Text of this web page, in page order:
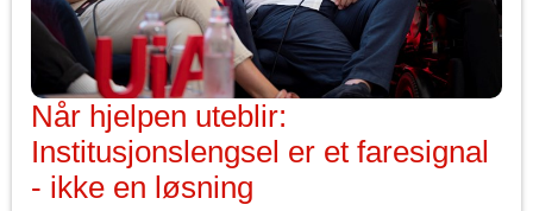
Når hjelpen uteblir:
Institusjonslengsel er et faresignal
- ikke en løsning